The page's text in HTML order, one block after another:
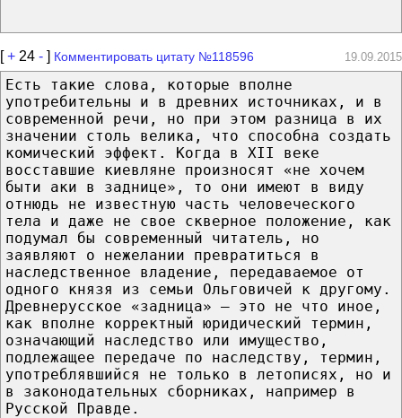
[+ 24 - ] Комментировать цитату №118596 19.09.2015
Есть такие слова, которые вполне
употребительны и в древних источниках, и в
современной речи, но при этом разница в их
значении столь велика, что способна создать
комический эффект. Когда в XII веке
восставшие киевляне произносят «не хочем
быти аки в заднице», то они имеют в виду
отнюдь не известную часть человеческого
тела и даже не свое скверное положение, как
подумал бы современный читатель, но
заявляют о нежелании превратиться в
наследственное владение, передаваемое от
одного князя из семьи Ольговичей к другому.
Древнерусское «задница» — это не что иное,
как вполне корректный юридический термин,
означающий наследство или имущество,
подлежащее передаче по наследству, термин,
употреблявшийся не только в летописях, но и
в законодательных сборниках, например в
Русской Правде.